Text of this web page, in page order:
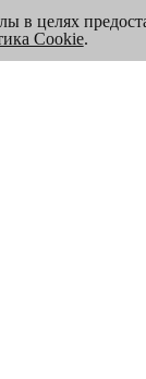
в целях
Cookie.